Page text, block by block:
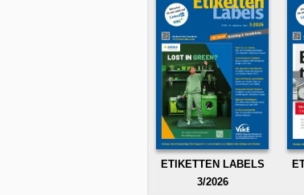
ETIKETTEN LABELS
3/2026